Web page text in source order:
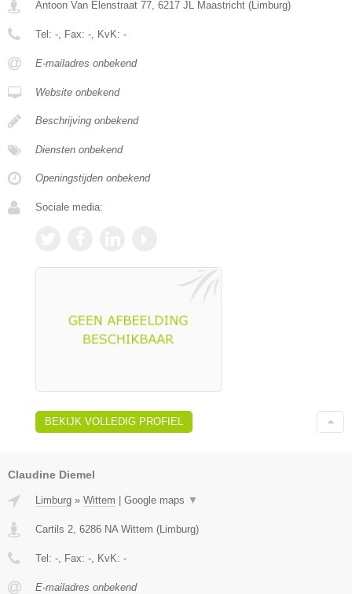
Antoon Van Elenstraat 77, 6217 JL Maastricht (Limburg)
Tel: -, Fax: -, KvK: -
E-mailadres onbekend
Website onbekend
Beschrijving onbekend
Diensten onbekend
Openingstijden onbekend
Sociale media:
BEKIJK VOLLEDIG PROFIEL
Claudine Diemel
Limburg » Wittem Google maps ▼
Cartils 2 6286 NA Wittem ( Limburg)
Tel: - , Fax: - , KvK: -
E-mailadres onbekend